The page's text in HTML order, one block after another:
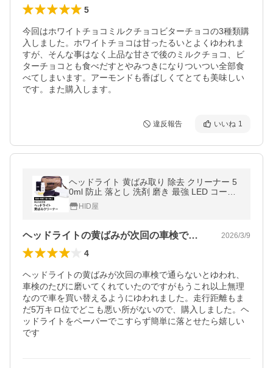
5
今回はホワイトチョコミルクチョコビターチョコの3種類購
入しました。ホワイトチョコは甘ったるいとよくゆわれま
すが、そんな事はなく上品な甘さで後のミルクチョコ、ビ
ターチョコとも食べだすとやみつきになりついつい全部食
べてしまいます。アーモンドも香ばしくてとても美味しい
です。また購入します。
違反報告 いいね 1
ヘッドライト 黄ばみ取り 除去 クリーナー 5
0ml 防止 落とし 洗剤 磨き 最強 LED コーテ
ィング剤 研磨剤 車 洗車グッズ メンテナンス
レンズ バルブ HID屋
HID屋
ヘッドライトの黄ばみが次回の車検で通ら… 2026/3/9
4
ヘッドライトの黄ばみが次回の車検で通らないとゆわれ、
車検のたびに磨いてくれていたのですがもうこれ以上無理
なので車を買い替えるようにゆわれました。走行距離もま
だ5万キロ位でどこも悪い所がないので、購入しました。ヘ
ッドライトをペーパーでこすらず簡単に落とせたら嬉しい
です